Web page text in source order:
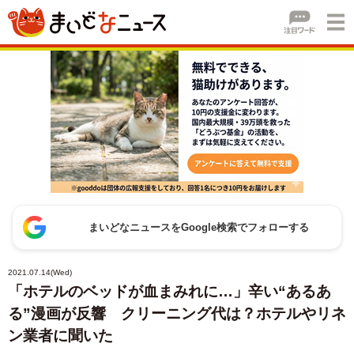
まいどなニュースをGoogle検索でフォローする
2021.07.14(Wed)
「ホテルのベッドが血まみれに…」辛い“あるあ
る”漫画が反響 クリーニング代は？ホテルやリネ
ン業者に聞いた